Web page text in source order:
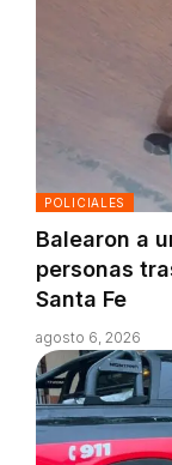
POLICIALES
Balearon a
personas
Santa Fe
agosto 6, 2026